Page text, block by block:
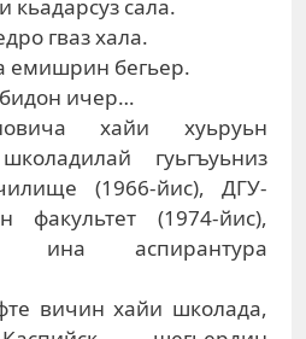
сала.
гваз хала.
емишрин бегьер.
ичер…
хайи хуьруьн
гуьгъуьниз
(1966-йис), ДГУ-
факультет (1974-йис),
ина аспирантура
вичин хайи школада,